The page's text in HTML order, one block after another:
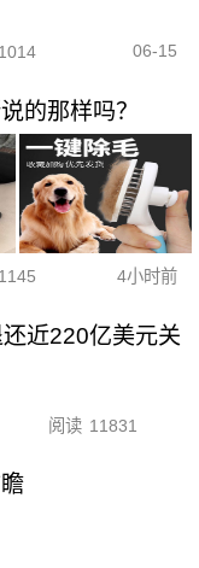
06-15
的那样吗？
4小时前
近220亿美元关
阅读 11831